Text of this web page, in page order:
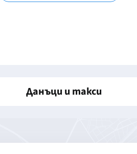
Данъци и такси